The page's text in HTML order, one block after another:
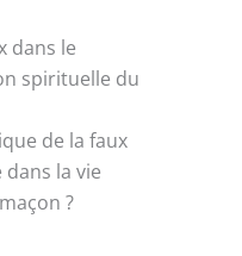
dans le
spirituelle du
de la faux
la vie
?